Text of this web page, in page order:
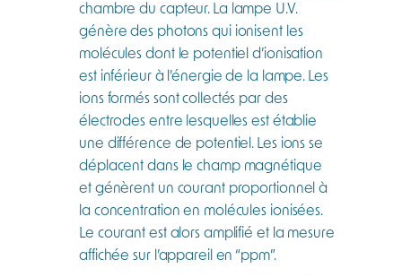
chambre du capteur. La lampe U.V.
génère des photons qui ionisent les
molécules dont le potentiel d’ionisation
est inférieur à l’énergie de la lampe. Les
ions formés sont collectés par des
électrodes entre lesquelles est établie
une différence de potentiel. Les ions se
déplacent dans le champ magnétique
et génèrent un courant proportionnel à
la concentration en molécules ionisées.
Le courant est alors amplifié et la mesure
affichée sur l’appareil en “ppm”.